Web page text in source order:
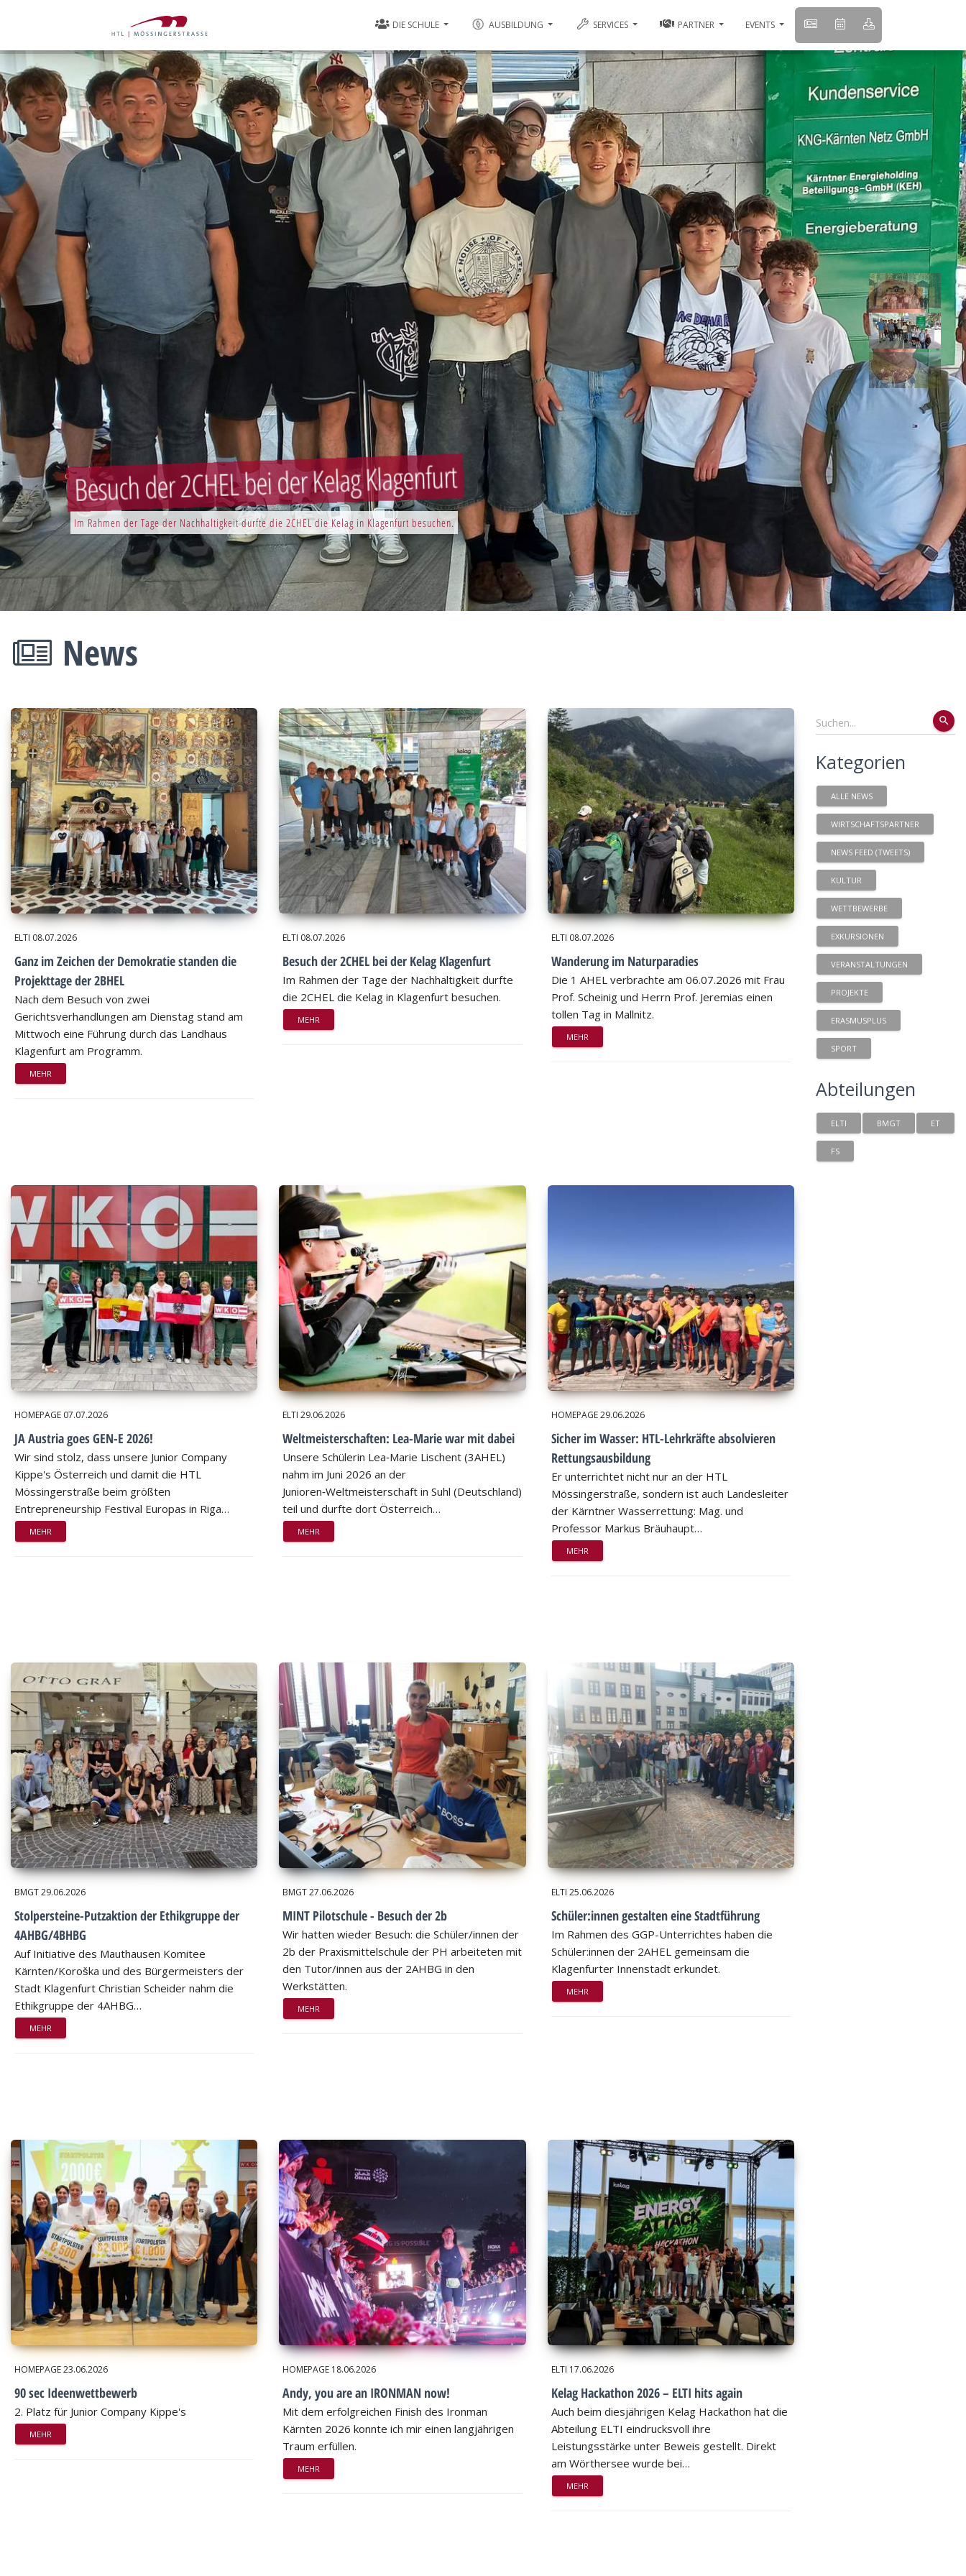
DIE SCHULE AUSBILDUNG SERVICES PARTNER EVENTS
Im Rahmen der Tage der Nachhaltigkeit durfte die 2CHEL die Kelag in Klagenfurt besuchen.
Besuch der 2CHEL bei der Kelag Klagenfurt
News
ELTI 08.07.2026
Ganz im Zeichen der Demokratie standen die
Projekttage der 2BHEL
Nach dem Besuch von zwei
Gerichtsverhandlungen am Dienstag stand am
Mittwoch eine Führung durch das Landhaus
Klagenfurt am Programm.
MEHR
ELTI 08.07.2026
Besuch der 2CHEL bei der Kelag Klagenfurt
Im Rahmen der Tage der Nachhaltigkeit durfte
die 2CHEL die Kelag in Klagenfurt besuchen.
MEHR
ELTI 08.07.2026
Wanderung im Naturparadies
Die 1 AHEL verbrachte am 06.07.2026 mit Frau
Prof. Scheinig und Herrn Prof. Jeremias einen
tollen Tag in Mallnitz.
MEHR
HOMEPAGE 07.07.2026
JA Austria goes GEN-E 2026!
Wir sind stolz, dass unsere Junior Company
Kippe's Österreich und damit die HTL
Mössingerstraße beim größten
Entrepreneurship Festival Europas in Riga…
MEHR
ELTI29.06.2026
Weltmeisterschaften: Lea-Marie war mit dabei
Unsere Schülerin Lea‑Marie Lischent (3AHEL)
nahm im Juni 2026 an der
Junioren‑Weltmeisterschaft in Suhl (Deutschland)
teil und durfte dort Österreich…
MEHR
HOMEPAGE29.06.2026
Sicher im Wasser: HTL-Lehrkräfte absolvieren
Rettungsausbildung
Er unterrichtet nicht nur an der HTL
Mössingerstraße, sondern ist auch Landesleiter
der Kärntner Wasserrettung: Mag. und
Professor Markus Bräuhaupt…
MEHR
BMGT29.06.2026
Stolpersteine-Putzaktion der Ethikgruppe der
4AHBG/4BHBG
Auf Initiative des Mauthausen Komitee
Kärnten/Koroška und des Bürgermeisters der
Stadt Klagenfurt Christian Scheider nahm die
Ethikgruppe der 4AHBG…
MEHR
BMGT27.06.2026
MINT Pilotschule - Besuch der 2b
Wir hatten wieder Besuch: die Schüler/innen der
2b der Praxismittelschule der PH arbeiteten mit
den Tutor/innen aus der 2AHBG in den
Werkstätten.
MEHR
ELTI 25.06.2026
Schüler:innen gestalten eine Stadtführung
Im Rahmen des GGP-Unterrichtes haben die
Schüler:innen der 2AHEL gemeinsam die
Klagenfurter Innenstadt erkundet.
MEHR
HOMEPAGE23.06.2026
90 sec Ideenwettbewerb
2. Platz für Junior Company Kippe's
MEHR
HOMEPAGE 18.06.2026
Andy, you are an IRONMAN now!
Mit dem erfolgreichen Finish des Ironman
Kärnten 2026 konnte ich mir einen langjährigen
Traum erfüllen.
MEHR
ELTI 17.06.2026
Kelag Hackathon 2026 – ELTI hits again
Auch beim diesjährigen Kelag Hackathon hat die
Abteilung ELTI eindrucksvoll ihre
Leistungsstärke unter Beweis gestellt. Direkt
am Wörthersee wurde bei…
MEHR
search
Kategorien
ALLE NEWS
WIRTSCHAFTSPARTNER
NEWS FEED (TWEETS)
KULTUR
WETTBEWERBE
EXKURSIONEN
VERANSTALTUNGEN
PROJEKTE
ERASMUSPLUS
SPORT
Abteilungen
ELTI BMGT ET
FS